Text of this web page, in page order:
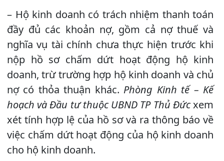
– Hộ kinh doanh có trách nhiệm thanh toán
đầy đủ các khoản nợ, gồm cả nợ thuế và
nghĩa vụ tài chính chưa thực hiện trước khi
nộp hồ sơ chấm dứt hoạt động hộ kinh
doanh, trừ trường hợp hộ kinh doanh và chủ
nợ có thỏa thuận khác. Phòng Kinh tế – Kế
hoạch và Đầu tư thuộc UBND TP Thủ Đứcxem
xét tính hợp lệ của hồ sơ và ra thông báo về
việc chấm dứt hoạt động của hộ kinh doanh
cho hộ kinh doanh.